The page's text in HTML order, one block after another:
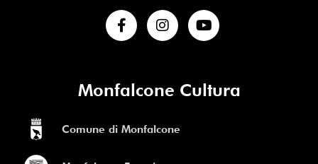
Monfalcone Cultura
Comune di Monfalcone